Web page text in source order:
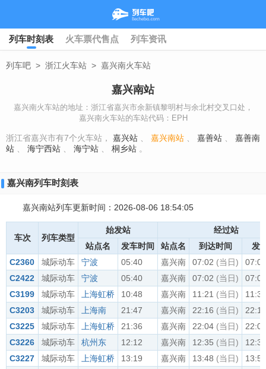
列车时刻表 火车票代售点 列车资讯
列车吧 > 浙江火车站 > 嘉兴南火车站
嘉兴南站
嘉兴南火车站的地址：浙江省嘉兴市余新镇黎明村与余北村交叉口处，
嘉兴南火车站的车站代码：EPH
浙江省嘉兴市有7个火车站， 嘉兴站 嘉兴南站 嘉善站
嘉善南
站
海宁西站 海宁站 桐乡站 。
嘉兴南列车时刻表
嘉兴南站列车更新时间：2026-08-06 18:54:05
车次 列车类型
始发站
经过站
站点名
发车时间 站点名 到达时间
发
C2360
城际动车 宁波 05:40 嘉兴南 07:02 (当日)
07:04
C2422
城际动车 宁波 05:40 嘉兴南 07:02 (当日)
07:04
C3199
城际动车 上海虹桥 10:48 嘉兴南 11:21 (当日)
11:33
C3203
城际动车 上海南 21:47 嘉兴南 22:16 (当日)
22:18
C3225
城际动车 上海虹桥 21:36 嘉兴南 22:04 (当日)
22:07
C3226
城际动车 杭州东 12:12 嘉兴南 12:35 (当日)
12:37
C3227
城际动车 上海虹桥 13:19 嘉兴南 13:48 (当日)
13:50